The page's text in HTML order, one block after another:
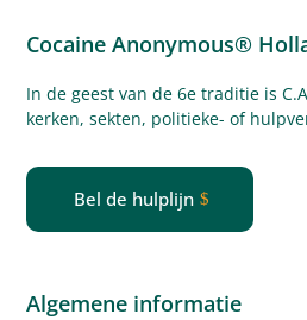
Cocaine Anonymous®
In de geest van de 6e traditie is
kerken, sekten, politieke- of
Bel de hulplijn
Algemene informatie